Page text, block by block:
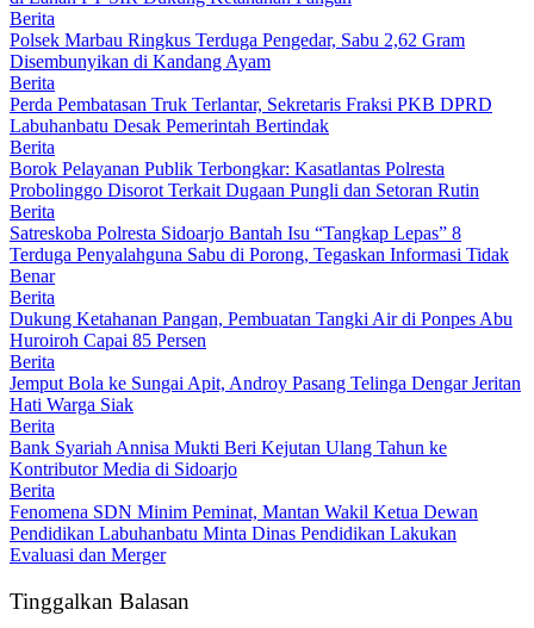
Berita
Polsek Marbau Ringkus Terduga Pengedar, Sabu 2,62 Gram
Disembunyikan di Kandang Ayam
Berita
Perda Pembatasan Truk Terlantar, Sekretaris Fraksi PKB DPRD
Labuhanbatu Desak Pemerintah Bertindak
Berita
Borok Pelayanan Publik Terbongkar: Kasatlantas Polresta
Probolinggo Disorot Terkait Dugaan Pungli dan Setoran Rutin
Berita
Satreskoba Polresta Sidoarjo Bantah Isu “Tangkap Lepas” 8
Terduga Penyalahguna Sabu di Porong, Tegaskan Informasi Tidak
Benar
Berita
Dukung Ketahanan Pangan, Pembuatan Tangki Air di Ponpes Abu
Huroiroh Capai 85 Persen
Berita
Jemput Bola ke Sungai Apit, Androy Pasang Telinga Dengar Jeritan
Hati Warga Siak
Berita
Bank Syariah Annisa Mukti Beri Kejutan Ulang Tahun ke
Kontributor Media di Sidoarjo
Berita
Fenomena SDN Minim Peminat, Mantan Wakil Ketua Dewan
Pendidikan Labuhanbatu Minta Dinas Pendidikan Lakukan
Evaluasi dan Merger
Tinggalkan Balasan